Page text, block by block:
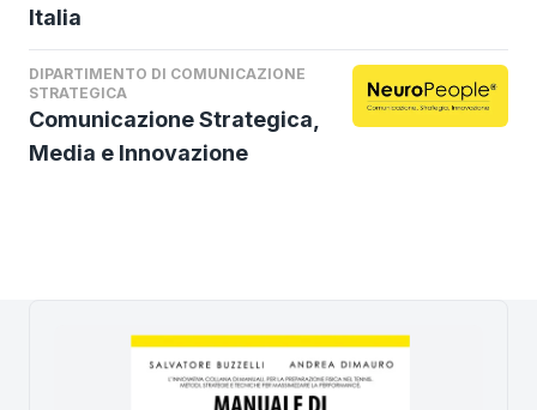
Italia
DIPARTIMENTO DI COMUNICAZIONE
STRATEGICA
Comunicazione Strategica,
Media e Innovazione